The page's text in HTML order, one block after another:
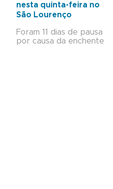
nesta quinta-feira no
São Lourenço
Foram 11 dias de pausa
por causa da enchente